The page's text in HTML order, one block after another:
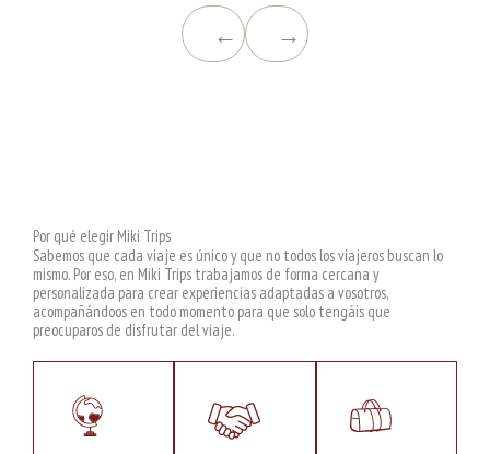
← →
Por qué elegir Miki Trips
Sabemos que cada viaje es único y que no todos los viajeros buscan lo
mismo. Por eso, en Miki Trips trabajamos de forma cercana y
personalizada para crear experiencias adaptadas a vosotros,
acompañándoos en todo momento para que solo tengáis que
preocuparos de disfrutar del viaje.